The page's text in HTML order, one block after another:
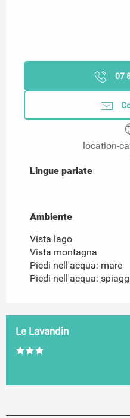
07
location-
Lingue parlate
Lingue parlate
Ambiente
Ambiente
Vista lago
Vista montagna
Piedi nell'acqua: mare
Piedi nell'acqua:
Le Lavandin